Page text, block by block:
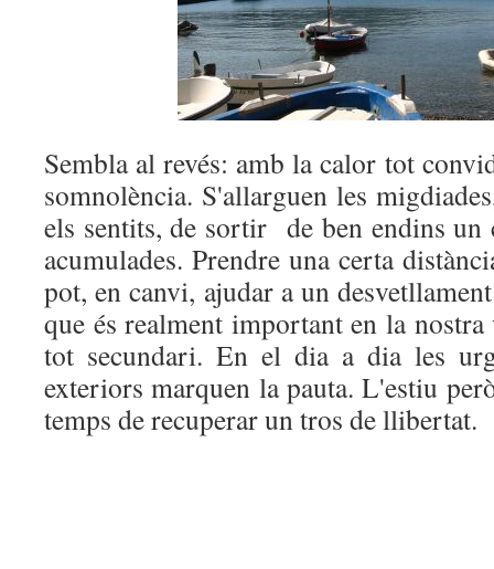
Sembla al revés: amb la calor tot
somnolència. S'allarguen les
els sentits, de sortir de ben endins un
acumulades. Prendre una certa
pot, en canvi, ajudar a un
que és realment important en la
tot secundari. En el dia a dia les
exteriors marquen la pauta. L'estiu
temps de recuperar un tros de llibertat.